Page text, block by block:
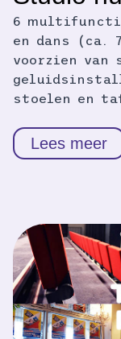
6
en dans (ca.
voorzien van
stoelen en
Lees meer